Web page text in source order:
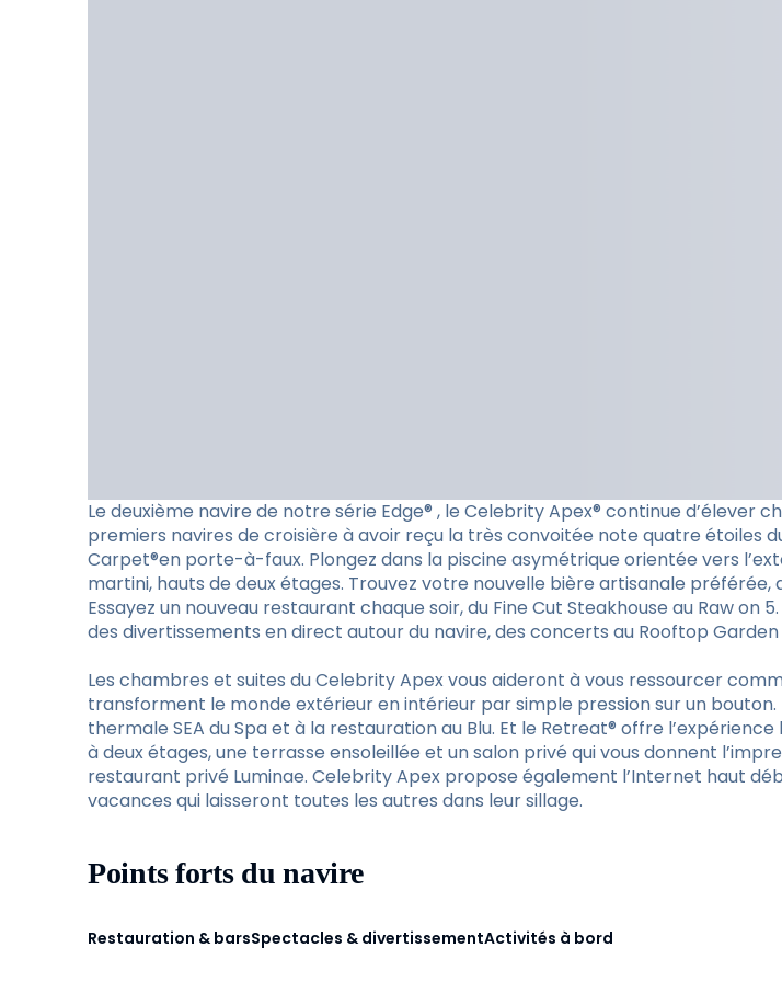
Le deuxième navire de notre série Edge® , le Celebrity Apex® continue d’élever
premiers navires de croisière à avoir reçu la très convoitée note quatre étoiles
Carpet®en porte-à-faux. Plongez dans la piscine asymétrique orientée vers
martini, hauts de deux étages. Trouvez votre nouvelle bière artisanale
Essayez un nouveau restaurant chaque soir, du Fine Cut Steakhouse au Raw
des divertissements en direct autour du navire, des concerts au Rooftop
Les chambres et suites du Celebrity Apex vous aideront à vous ressourcer
transforment le monde extérieur en intérieur par simple pression sur un
thermale SEA du Spa et à la restauration au Blu. Et le Retreat® offre
à deux étages, une terrasse ensoleillée et un salon privé qui vous donnent
restaurant privé Luminae. Celebrity Apex propose également l’Internet haut
vacances qui laisseront toutes les autres dans leur sillage.
Points forts du navire
Restauration & barsSpectacles & divertissementActivités à bord